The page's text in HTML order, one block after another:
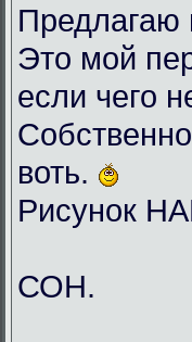
Предлагаю
Это мой
если чего
воть.
Рисунок
СОН.